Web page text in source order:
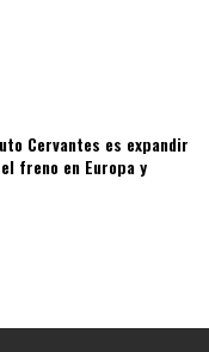
Cervantes es expandir
freno en Europa y